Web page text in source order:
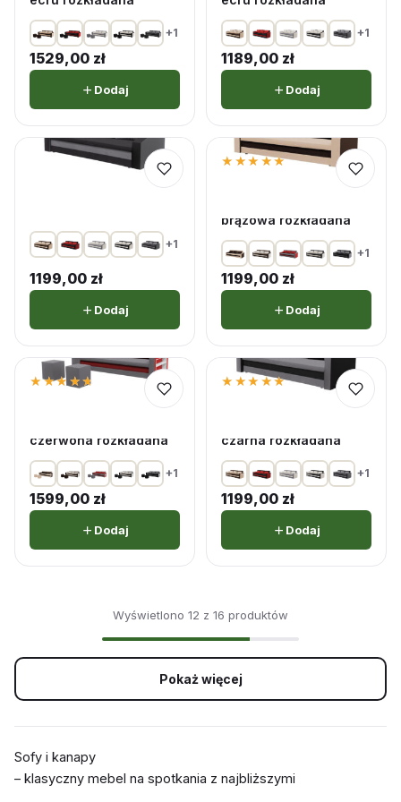
+1
1529,00 zł
Dodaj
+1
1189,00 zł
Dodaj
Kanapa z funkcją
+1
1199,00 zł
Dodaj
★★★★★
★★★★★5,0 · 5 opinii
brązowa rozkładana
+1
1199,00 zł
Dodaj
★★★★★
★★★★★ 4,7 · 3 opinii
czerwona rozkładana
+1
1599,00 zł
Dodaj
★★★★★
★★★★★5,0 · 1 opinii
czarna rozkładana
+1
1199,00 zł
Dodaj
Wyświetlono 12 z 16 produktów
Pokaż więcej
Sofy i kanapy
– klasyczny mebel na spotkania z najbliższymi